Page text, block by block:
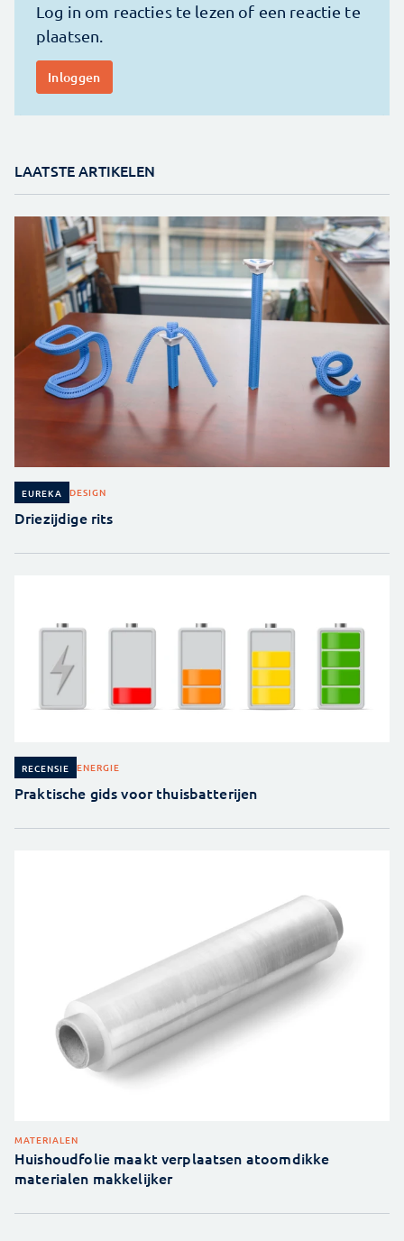
LAATSTE ARTIKELEN
EUREKA DESIGN
Driezijdige rits
RECENSIE ENERGIE
Praktische gids voor thuisbatterijen
MATERIALEN
Huishoudfolie maakt verplaatsen atoomdikke
materialen makkelijker